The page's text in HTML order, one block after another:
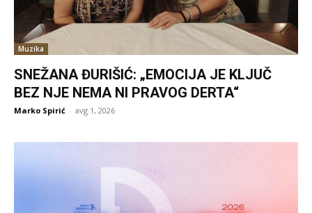
Muzika
SNEŽANA ĐURIŠIĆ: „EMOCIJA JE KLJUČ
BEZ NJE NEMA NI PRAVOG DERTA“
Marko Spirić - avg 1, 2026